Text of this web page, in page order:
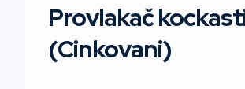
Provlakač
(Cinkovani)